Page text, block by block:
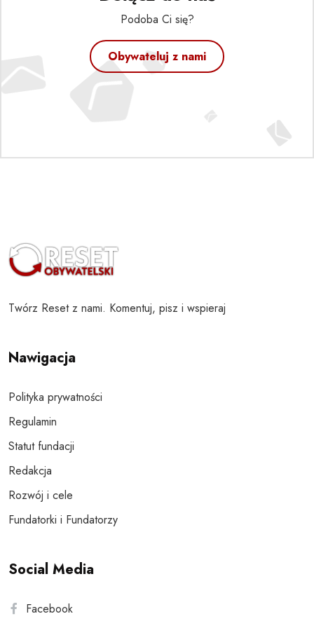
Podoba Ci się?
Obywateluj z nami
Twórz Reset z nami. Komentuj, pisz i wspieraj
Nawigacja
Polityka prywatności
Regulamin
Statut fundacji
Redakcja
Rozwój i cele
Fundatorki i Fundatorzy
Social Media
Facebook